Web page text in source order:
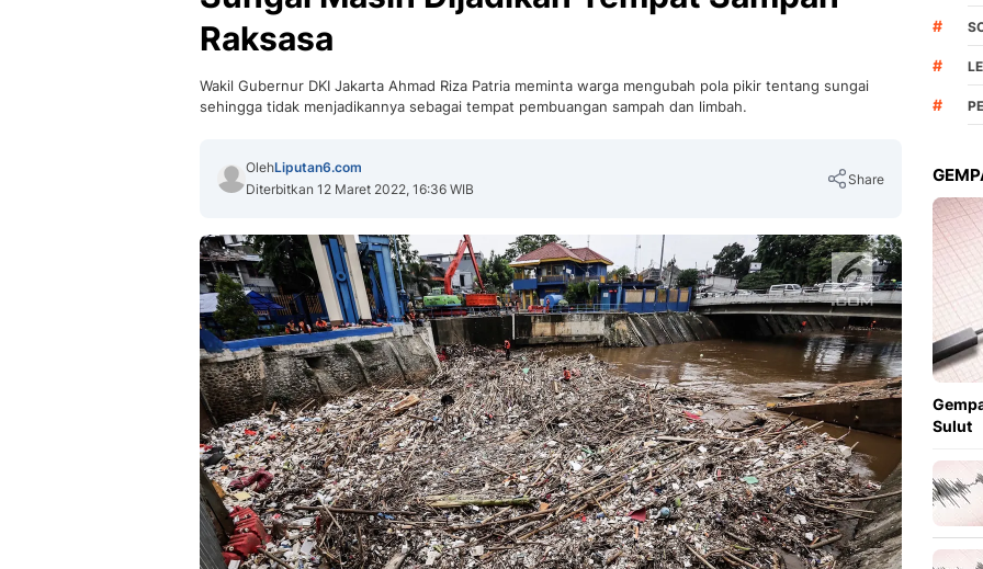
Raksasa
Wakil Gubernur DKI Jakarta Ahmad Riza Patria meminta warga mengubah pola pikir tentang sungai
sehingga tidak menjadikannya sebagai tempat pembuangan sampah dan limbah.
OlehLiputan6.com
Diterbitkan 12 Maret 2022, 16:36 WIB
Share
Copy Link
#
#
#
Sulut